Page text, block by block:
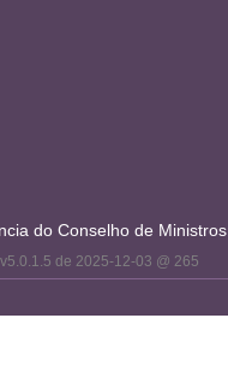
do Conselho de Ministros
de 2025-12-03 @ 265